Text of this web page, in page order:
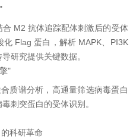
M2 抗体追踪配体刺激后的受体
Flag 蛋白，解析 MAPK、PI3K
研究提供关键数据。
"
质谱分析，高通量筛选病毒蛋白
刺突蛋白的受体识别。
科研革命